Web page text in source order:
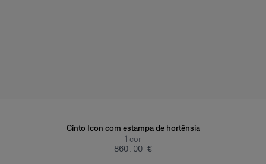
Cinto Icon com estampa de hortênsia
1 cor
‌860.00 €